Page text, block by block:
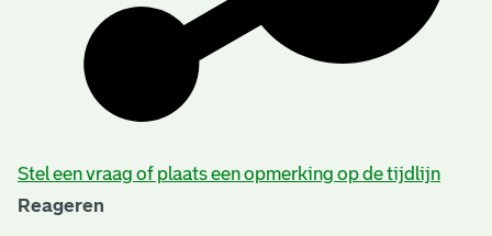
Stel een vraag of plaats een opmerking op de tijdlijn
Reageren